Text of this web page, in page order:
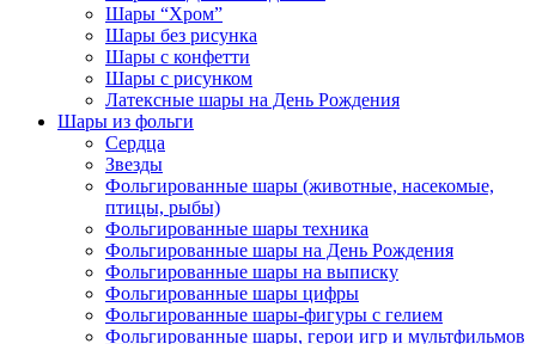
Шары “Хром”
Шары без рисунка
Шары с конфетти
Шары с рисунком
Латексные шары на День Рождения
Шары из фольги
Сердца
Звезды
Фольгированные шары (животные, насекомые,
птицы, рыбы)
Фольгированные шары техника
Фольгированные шары на День Рождения
Фольгированные шары на выписку
Фольгированные шары цифры
Фольгированные шары-фигуры с гелием
Фольгированные шары, герои игр и мультфильмов